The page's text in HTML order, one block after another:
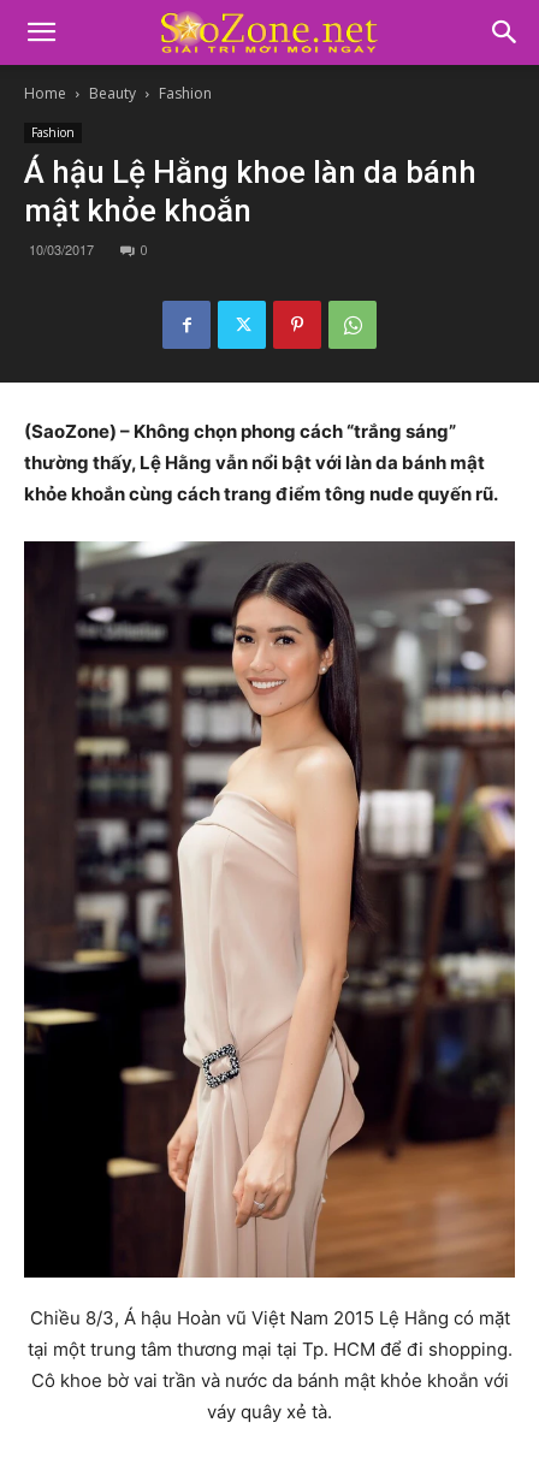
Home Beauty Fashion
Fashion
Á hậu Lệ Hằng khoe làn da bánh
mật khỏe khoắn
10/03/2017 0
(SaoZone) – Không chọn phong cách “trắng sáng”
thường thấy, Lệ Hằng vẫn nổi bật với làn da bánh mật
khỏe khoắn cùng cách trang điểm tông nude quyến rũ.
Chiều 8/3, Á hậu Hoàn vũ Việt Nam 2015 Lệ Hằng có mặt
tại một trung tâm thương mại tại Tp. HCM để đi shopping.
Cô khoe bờ vai trần và nước da bánh mật khỏe khoắn với
váy quây xẻ tà.